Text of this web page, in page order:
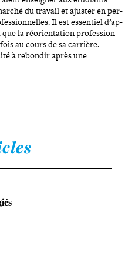
du travail et ajuster en per­
Il est essentiel d’ap­
que la réorien­ta­tion pro­fes­sion­
au cours de sa carrière.
à rebondir après une